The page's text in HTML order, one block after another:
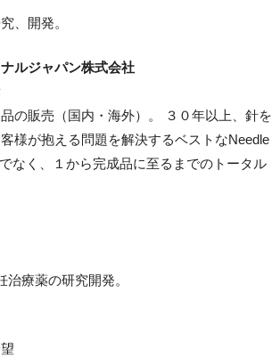
、開発。
ルジャパン株式会社
の販売（国内・海外）。 ３０年以上、針を
様が抱える問題を解決するベストなNeedle
なく、１から完成品に至るまでのトータル
療薬の研究開発。